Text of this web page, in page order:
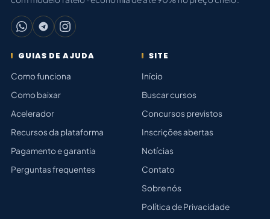
GUIAS DE AJUDA
Como funciona
Como baixar
Acelerador
Recursos da plataforma
Pagamento e garantia
Perguntas frequentes
SITE
Início
Buscar cursos
Concursos previstos
Inscrições abertas
Notícias
Contato
Sobre nós
Política de Privacidade